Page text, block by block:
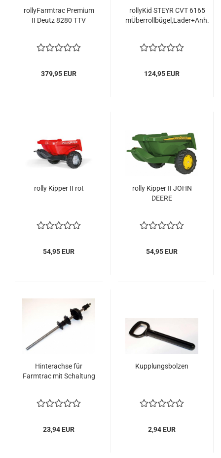
rollyFarmtrac Premium
II Deutz 8280 TTV
379,95 EUR
rollyKid STEYR CVT 6165
mÜberrollbügel,Lader+Anh.
124,95 EUR
rolly Kipper II rot
54,95 EUR
rolly Kipper II JOHN
DEERE
54,95 EUR
Hinterachse für
Farmtrac mit Schaltung
23,94 EUR
Kupplungsbolzen
2,94 EUR